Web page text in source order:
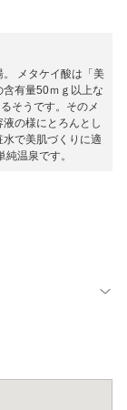
メタケイ酸は「美
有量50ｍｇ以上な
そうです。そのメ
の様にとろんとし
で美肌づくりに適
温泉です。